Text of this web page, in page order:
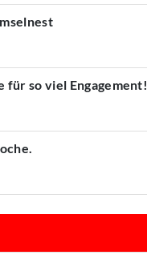
für so viel Engagement!